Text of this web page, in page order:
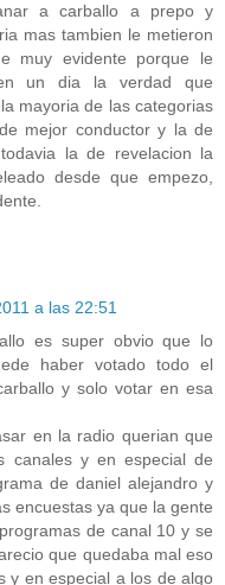
a carballo a prepo y
mas tambien le metieron
muy evidente porque le
un dia la verdad que
mayoria de las categorias
mejor conductor y la de
la de revelacion la
desde que empezo,
a las 22:51
es super obvio que lo
haber votado todo el
y solo votar en esa
en la radio querian que
canales y en especial de
de daniel alejandro y
encuestas ya que la gente
de canal 10 y se
que quedaba mal eso
y en especial a los de algo